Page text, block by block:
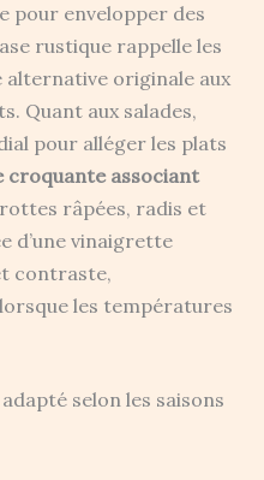
pour envelopper des
rustique rappelle les
alternative originale aux
Quant aux salades,
pour alléger les plats
croquante associant
râpées, radis et
d’une vinaigrette
contraste,
les températures
selon les saisons